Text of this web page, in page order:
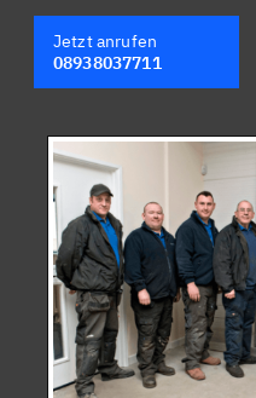
Jetzt anrufen
08938037711